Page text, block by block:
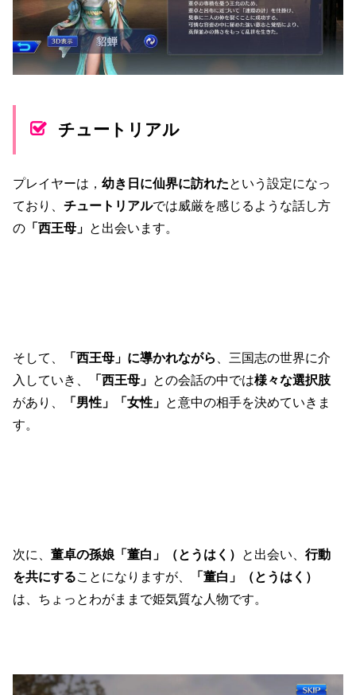
チュートリアル
プレイヤーは，幼き日に仙界に訪れたという設定になっ
ており、チュートリアルでは威厳を感じるような話し方
の 「西王母」 と出会います。
そして、 「西王母」に導かれながら
、三国志の世界に介
入していき、
「西王母」 との会話の中では様々な選択肢
があり、
「男性」「女性」 と意中の相手を決めていきま
す。
次に、董卓の孫娘「董白」（とうはく） と出会い、行動
を共にすることになりますが、
「董白」（とうはく）
は、ちょっとわがままで姫気質な人物です。